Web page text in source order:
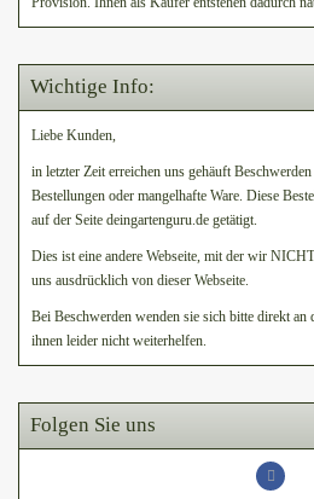
Wichtige Info:
Liebe Kunden,
in letzter Zeit erreichen uns gehäuft
Bestellungen oder mangelhafte Ware. Diese
auf der Seite deingartenguru.de getätigt.
Dies ist eine andere Webseite, mit der wir
uns ausdrücklich von dieser Webseite.
Bei Beschwerden wenden sie sich bitte direkt
ihnen leider nicht weiterhelfen.
Folgen Sie uns